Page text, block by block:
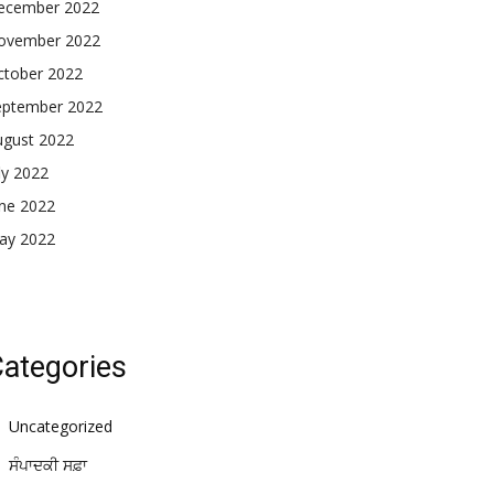
2022
2022
2022
2022
2022
2022
2022
2022
Uncategorized
ਸੰਪਾਦਕੀ ਸਫ਼ਾ